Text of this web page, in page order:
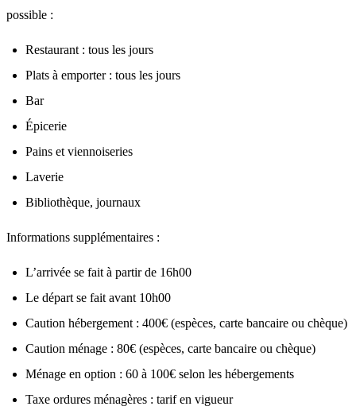
possible :
Restaurant : tous les jours
Plats à emporter : tous les jours
Bar
Épicerie
Pains et viennoiseries
Laverie
Bibliothèque, journaux
Informations supplémentaires :
L’arrivée se fait à partir de 16h00
Le départ se fait avant 10h00
Caution hébergement : 400€ (espèces, carte bancaire ou chèque)
Caution ménage : 80€ (espèces, carte bancaire ou chèque)
Ménage en option : 60 à 100€ selon les hébergements
Taxe ordures ménagères : tarif en vigueur